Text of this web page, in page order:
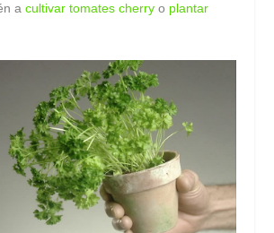
acultivar tomates cherry o plantar